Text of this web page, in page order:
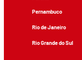
Pernambuco
Rio de Janeiro
Rio Grande do Sul